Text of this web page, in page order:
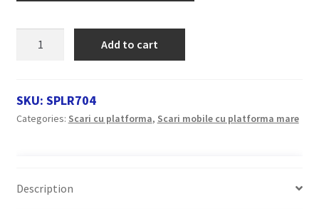
din
aluminiu,
maneta,
Add to cart
SKU: SPLR704
Categories: Scari cu platforma, Scari mobile cu platforma mare
Description